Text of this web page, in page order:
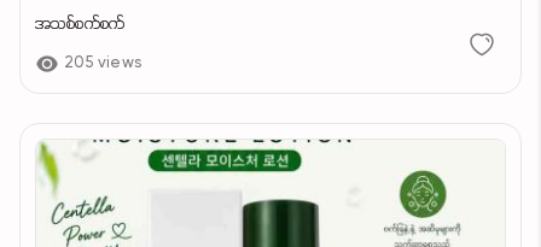
အသစ်စက်စက်
205 views